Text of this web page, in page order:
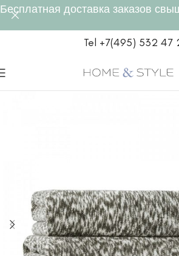
Tel +7(495) 532 47
Бесплатная доставка заказов